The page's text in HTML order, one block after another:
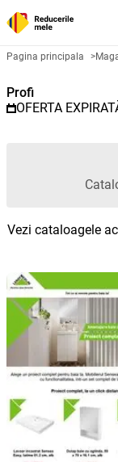
Catalog
Pagina principala >
Profi
OFERTA
Vezi cataloagele